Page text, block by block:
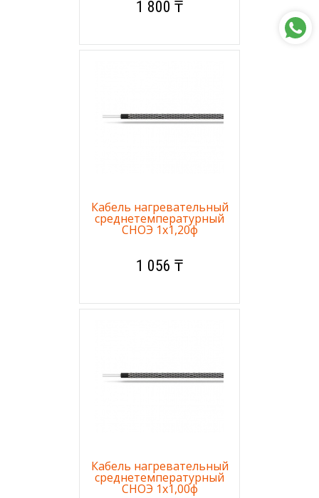
1 800 ₸
Кабель нагревательный
среднетемпературный
СНОЭ 1х1,20ф
1 056 ₸
Кабель нагревательный
среднетемпературный
СНОЭ 1х1,00ф